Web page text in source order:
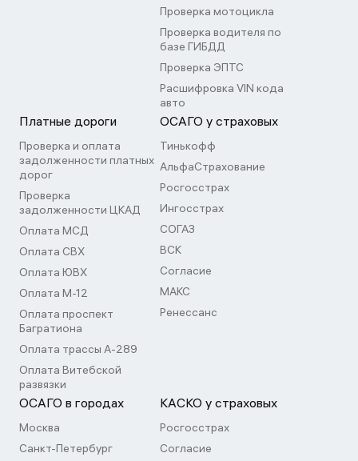
Проверка мотоцикла
Проверка водителя по
базе ГИБДД
Проверка ЭПТС
Расшифровка VIN кода
авто
Платные дороги
Проверка и оплата
задолженности платных
дорог
Проверка
задолженности ЦКАД
Оплата МСД
Оплата СВХ
Оплата ЮВХ
Оплата М-12
Оплата проспект
Багратиона
Оплата трассы А-289
Оплата Витебской
развязки
ОСАГО у страховых
Тинькофф
АльфаСтрахование
Росгосстрах
Ингосстрах
СОГАЗ
ВСК
Согласие
МАКС
Ренессанс
ОСАГО в городах
Москва
Санкт-Петербург
КАСКО у страховых
Росгосстрах
Согласие